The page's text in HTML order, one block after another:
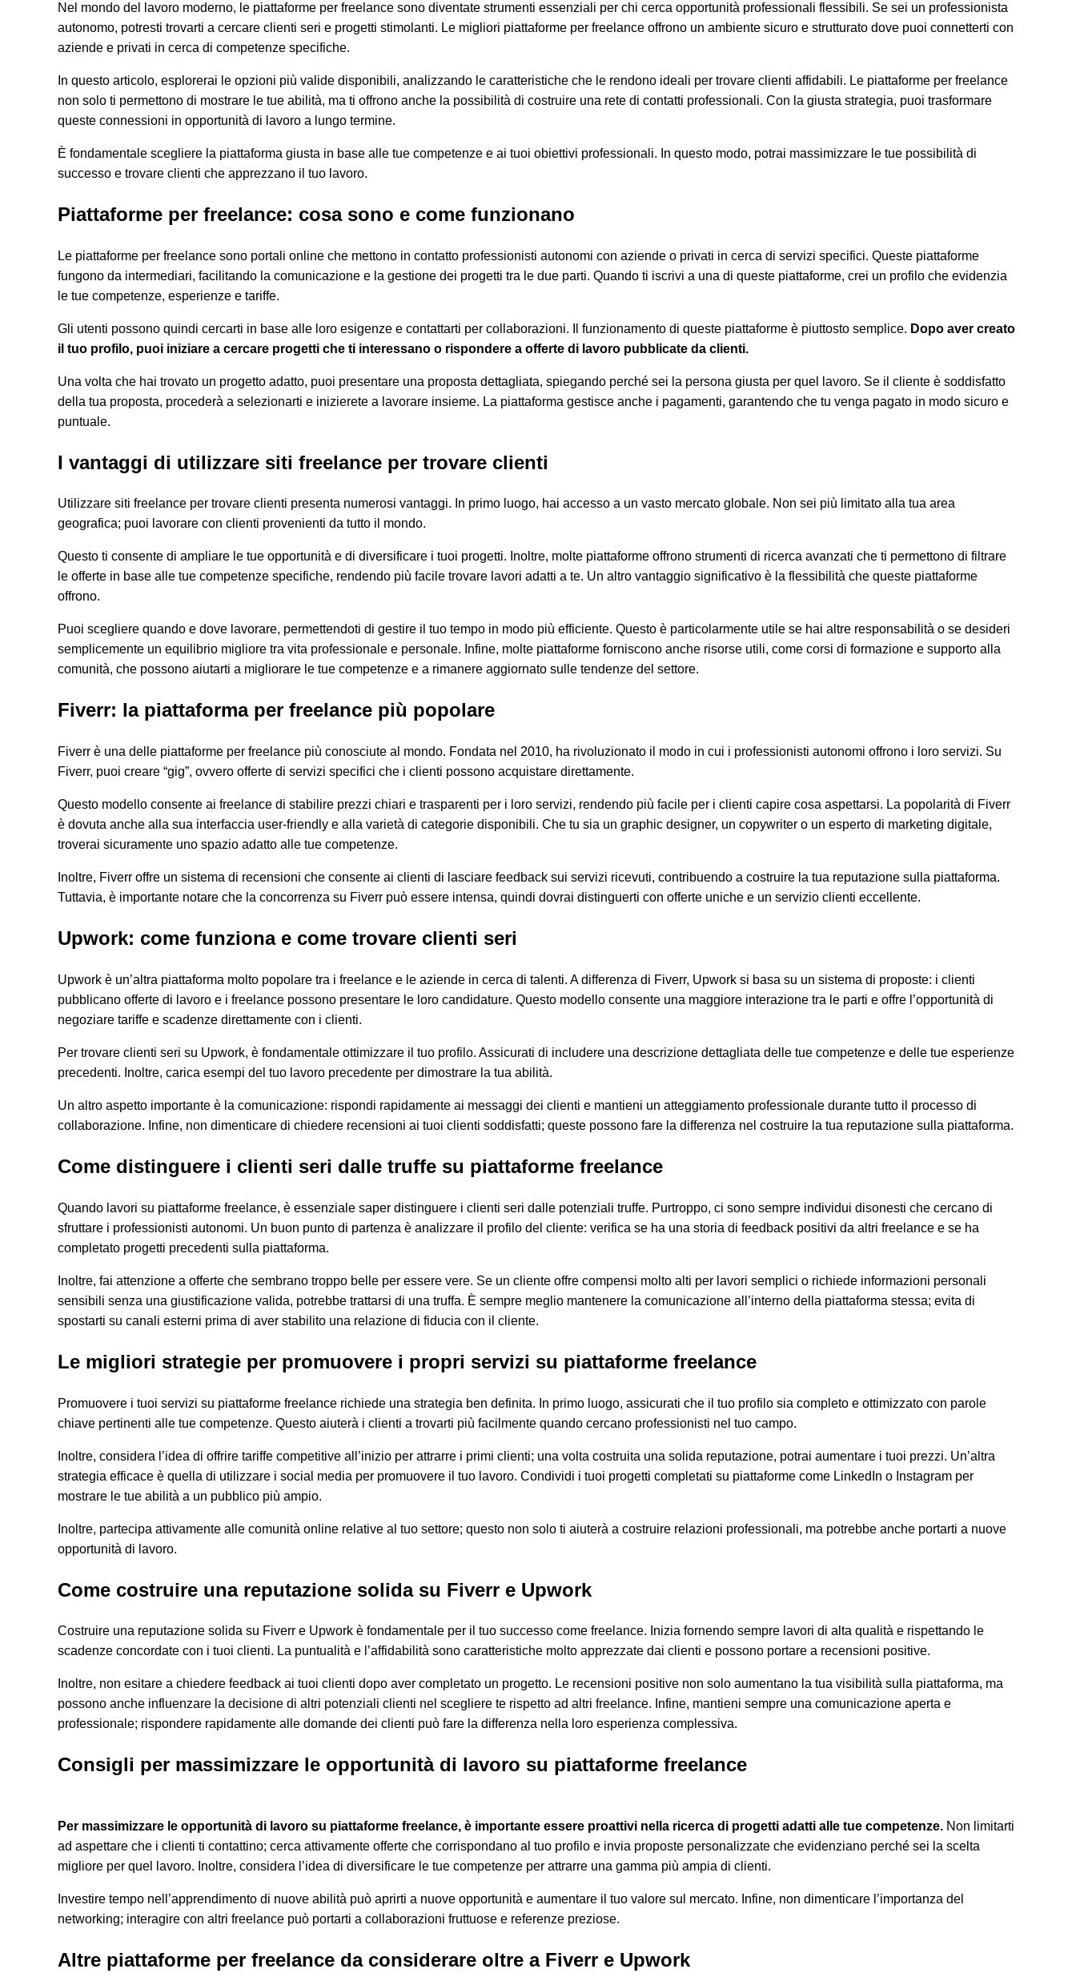
Nel mondo del lavoro moderno, le piattaforme per freelance sono diventate strumenti essenziali per chi cerca opportunità professionali flessibili. Se sei un professionista
autonomo, potresti trovarti a cercare clienti seri e progetti stimolanti. Le migliori piattaforme per freelance offrono un ambiente sicuro e strutturato dove puoi connetterti con
aziende e privati in cerca di competenze specifiche.
In questo articolo, esplorerai le opzioni più valide disponibili, analizzando le caratteristiche che le rendono ideali per trovare clienti affidabili. Le piattaforme per freelance
non solo ti permettono di mostrare le tue abilità, ma ti offrono anche la possibilità di costruire una rete di contatti professionali. Con la giusta strategia, puoi trasformare
queste connessioni in opportunità di lavoro a lungo termine.
È fondamentale scegliere la piattaforma giusta in base alle tue competenze e ai tuoi obiettivi professionali. In questo modo, potrai massimizzare le tue possibilità di
successo e trovare clienti che apprezzano il tuo lavoro.
Piattaforme per freelance: cosa sono e come funzionano
Le piattaforme per freelance sono portali online che mettono in contatto professionisti autonomi con aziende o privati in cerca di servizi specifici. Queste piattaforme
fungono da intermediari, facilitando la comunicazione e la gestione dei progetti tra le due parti. Quando ti iscrivi a una di queste piattaforme, crei un profilo che evidenzia
le tue competenze, esperienze e tariffe.
Gli utenti possono quindi cercarti in base alle loro esigenze e contattarti per collaborazioni. Il funzionamento di queste piattaforme è piuttosto semplice. Dopo aver creato
il tuo profilo, puoi iniziare a cercare progetti che ti interessano o rispondere a offerte di lavoro pubblicate da clienti.
Una volta che hai trovato un progetto adatto, puoi presentare una proposta dettagliata, spiegando perché sei la persona giusta per quel lavoro. Se il cliente è soddisfatto
della tua proposta, procederà a selezionarti e inizierete a lavorare insieme. La piattaforma gestisce anche i pagamenti, garantendo che tu venga pagato in modo sicuro e
puntuale.
I vantaggi di utilizzare siti freelance per trovare clienti
Utilizzare siti freelance per trovare clienti presenta numerosi vantaggi. In primo luogo, hai accesso a un vasto mercato globale. Non sei più limitato alla tua area
geografica; puoi lavorare con clienti provenienti da tutto il mondo.
Questo ti consente di ampliare le tue opportunità e di diversificare i tuoi progetti. Inoltre, molte piattaforme offrono strumenti di ricerca avanzati che ti permettono di filtrare
le offerte in base alle tue competenze specifiche, rendendo più facile trovare lavori adatti a te. Un altro vantaggio significativo è la flessibilità che queste piattaforme
offrono.
Puoi scegliere quando e dove lavorare, permettendoti di gestire il tuo tempo in modo più efficiente. Questo è particolarmente utile se hai altre responsabilità o se desideri
semplicemente un equilibrio migliore tra vita professionale e personale. Infine, molte piattaforme forniscono anche risorse utili, come corsi di formazione e supporto alla
comunità, che possono aiutarti a migliorare le tue competenze e a rimanere aggiornato sulle tendenze del settore.
Fiverr: la piattaforma per freelance più popolare
Fiverr è una delle piattaforme per freelance più conosciute al mondo. Fondata nel 2010, ha rivoluzionato il modo in cui i professionisti autonomi offrono i loro servizi. Su
Fiverr, puoi creare “gig”, ovvero offerte di servizi specifici che i clienti possono acquistare direttamente.
Questo modello consente ai freelance di stabilire prezzi chiari e trasparenti per i loro servizi, rendendo più facile per i clienti capire cosa aspettarsi. La popolarità di Fiverr
è dovuta anche alla sua interfaccia user-friendly e alla varietà di categorie disponibili. Che tu sia un graphic designer, un copywriter o un esperto di marketing digitale,
troverai sicuramente uno spazio adatto alle tue competenze.
Inoltre, Fiverr offre un sistema di recensioni che consente ai clienti di lasciare feedback sui servizi ricevuti, contribuendo a costruire la tua reputazione sulla piattaforma.
Tuttavia, è importante notare che la concorrenza su Fiverr può essere intensa, quindi dovrai distinguerti con offerte uniche e un servizio clienti eccellente.
Upwork: come funziona e come trovare clienti seri
Upwork è un’altra piattaforma molto popolare tra i freelance e le aziende in cerca di talenti. A differenza di Fiverr, Upwork si basa su un sistema di proposte: i clienti
pubblicano offerte di lavoro e i freelance possono presentare le loro candidature. Questo modello consente una maggiore interazione tra le parti e offre l’opportunità di
negoziare tariffe e scadenze direttamente con i clienti.
Per trovare clienti seri su Upwork, è fondamentale ottimizzare il tuo profilo. Assicurati di includere una descrizione dettagliata delle tue competenze e delle tue esperienze
precedenti. Inoltre, carica esempi del tuo lavoro precedente per dimostrare la tua abilità.
Un altro aspetto importante è la comunicazione: rispondi rapidamente ai messaggi dei clienti e mantieni un atteggiamento professionale durante tutto il processo di
collaborazione. Infine, non dimenticare di chiedere recensioni ai tuoi clienti soddisfatti; queste possono fare la differenza nel costruire la tua reputazione sulla piattaforma.
Come distinguere i clienti seri dalle truffe su piattaforme freelance
Quando lavori su piattaforme freelance, è essenziale saper distinguere i clienti seri dalle potenziali truffe. Purtroppo, ci sono sempre individui disonesti che cercano di
sfruttare i professionisti autonomi. Un buon punto di partenza è analizzare il profilo del cliente: verifica se ha una storia di feedback positivi da altri freelance e se ha
completato progetti precedenti sulla piattaforma.
Inoltre, fai attenzione a offerte che sembrano troppo belle per essere vere. Se un cliente offre compensi molto alti per lavori semplici o richiede informazioni personali
sensibili senza una giustificazione valida, potrebbe trattarsi di una truffa. È sempre meglio mantenere la comunicazione all’interno della piattaforma stessa; evita di
spostarti su canali esterni prima di aver stabilito una relazione di fiducia con il cliente.
Le migliori strategie per promuovere i propri servizi su piattaforme freelance
Promuovere i tuoi servizi su piattaforme freelance richiede una strategia ben definita. In primo luogo, assicurati che il tuo profilo sia completo e ottimizzato con parole
chiave pertinenti alle tue competenze. Questo aiuterà i clienti a trovarti più facilmente quando cercano professionisti nel tuo campo.
Inoltre, considera l’idea di offrire tariffe competitive all’inizio per attrarre i primi clienti; una volta costruita una solida reputazione, potrai aumentare i tuoi prezzi. Un’altra
strategia efficace è quella di utilizzare i social media per promuovere il tuo lavoro. Condividi i tuoi progetti completati su piattaforme come LinkedIn o Instagram per
mostrare le tue abilità a un pubblico più ampio.
Inoltre, partecipa attivamente alle comunità online relative al tuo settore; questo non solo ti aiuterà a costruire relazioni professionali, ma potrebbe anche portarti a nuove
opportunità di lavoro.
Come costruire una reputazione solida su Fiverr e Upwork
Costruire una reputazione solida su Fiverr e Upwork è fondamentale per il tuo successo come freelance. Inizia fornendo sempre lavori di alta qualità e rispettando le
scadenze concordate con i tuoi clienti. La puntualità e l’affidabilità sono caratteristiche molto apprezzate dai clienti e possono portare a recensioni positive.
Inoltre, non esitare a chiedere feedback ai tuoi clienti dopo aver completato un progetto. Le recensioni positive non solo aumentano la tua visibilità sulla piattaforma, ma
possono anche influenzare la decisione di altri potenziali clienti nel scegliere te rispetto ad altri freelance. Infine, mantieni sempre una comunicazione aperta e
professionale; rispondere rapidamente alle domande dei clienti può fare la differenza nella loro esperienza complessiva.
Consigli per massimizzare le opportunità di lavoro su piattaforme freelance
Per massimizzare le opportunità di lavoro su piattaforme freelance, è importante essere proattivi nella ricerca di progetti adatti alle tue competenze. Non limitarti
ad aspettare che i clienti ti contattino; cerca attivamente offerte che corrispondano al tuo profilo e invia proposte personalizzate che evidenziano perché sei la scelta
migliore per quel lavoro. Inoltre, considera l’idea di diversificare le tue competenze per attrarre una gamma più ampia di clienti.
Investire tempo nell’apprendimento di nuove abilità può aprirti a nuove opportunità e aumentare il tuo valore sul mercato. Infine, non dimenticare l’importanza del
networking; interagire con altri freelance può portarti a collaborazioni fruttuose e referenze preziose.
Altre piattaforme per freelance da considerare oltre a Fiverr e Upwork